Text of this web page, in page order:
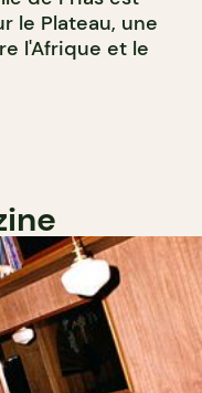
le Plateau, une
l'Afrique et le